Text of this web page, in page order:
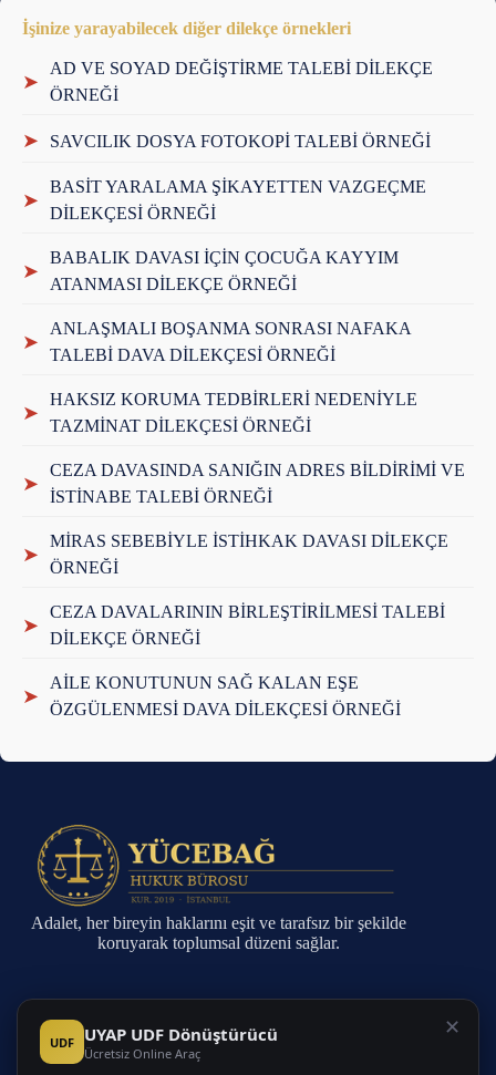
İşinize yarayabilecek diğer dilekçe örnekleri
➤
AD VE SOYAD DEĞİŞTİRME TALEBİ DİLEKÇE
ÖRNEĞİ
➤ SAVCILIK DOSYA FOTOKOPİ TALEBİ ÖRNEĞİ
➤
BASİT YARALAMA ŞİKAYETTEN VAZGEÇME
DİLEKÇESİ ÖRNEĞİ
➤
BABALIK DAVASI İÇİN ÇOCUĞA KAYYIM
ATANMASI DİLEKÇE ÖRNEĞİ
➤
ANLAŞMALI BOŞANMA SONRASI NAFAKA
TALEBİ DAVA DİLEKÇESİ ÖRNEĞİ
➤
HAKSIZ KORUMA TEDBİRLERİ NEDENİYLE
TAZMİNAT DİLEKÇESİ ÖRNEĞİ
➤
CEZA DAVASINDA SANIĞIN ADRES BİLDİRİMİ VE
İSTİNABE TALEBİ ÖRNEĞİ
➤
MİRAS SEBEBİYLE İSTİHKAK DAVASI DİLEKÇE
ÖRNEĞİ
➤
CEZA DAVALARININ BİRLEŞTİRİLMESİ TALEBİ
DİLEKÇE ÖRNEĞİ
➤
AİLE KONUTUNUN SAĞ KALAN EŞE
ÖZGÜLENMESİ DAVA DİLEKÇESİ ÖRNEĞİ
Adalet, her bireyin haklarını eşit ve tarafsız bir şekilde
koruyarak toplumsal düzeni sağlar.
✕
UDF UYAP UDF Dönüştürücü
Ücretsiz Online Araç